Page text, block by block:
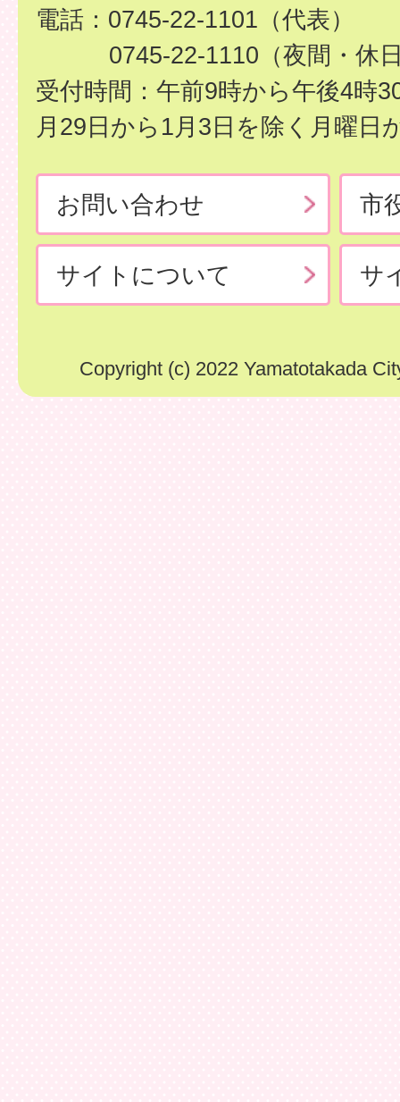
電話：0745-22-1101（代表）
0745-22-1110（夜間・休
受付時間：午前9時から午後4時
月29日から1月3日を除く月曜日
お問い合わせ 市
サイトについて サ
Copyright (c) 2022 Yamatotakada